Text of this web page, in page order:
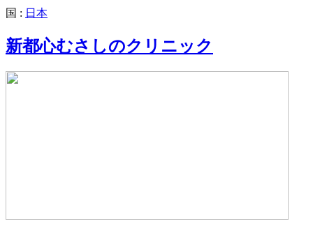
国 : 日本
新都心むさしのクリニック